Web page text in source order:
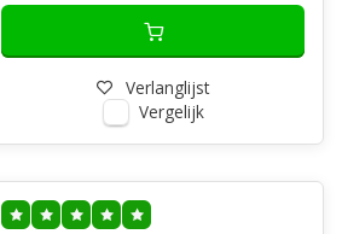
Verlanglijst
Vergelijk